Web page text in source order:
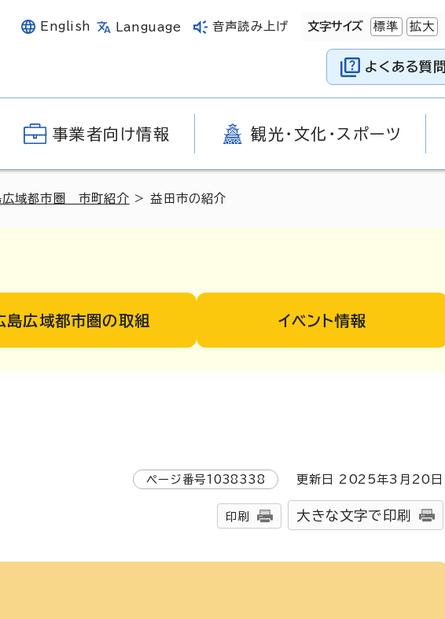
English Language 音声読み上げ 文字サイズ 標準 拡大
よくある質問
事業者向け情報 観光・文化・スポーツ
広域都市圏 市町紹介 > 益田市の紹介
島広域都市圏の取組 イベント情報
ページ番号1038338 更新日 2025年3月 20 日
印刷 大きな文字で印刷